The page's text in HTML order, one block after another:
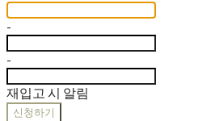
-
-
재입고 시 알림
신청하기